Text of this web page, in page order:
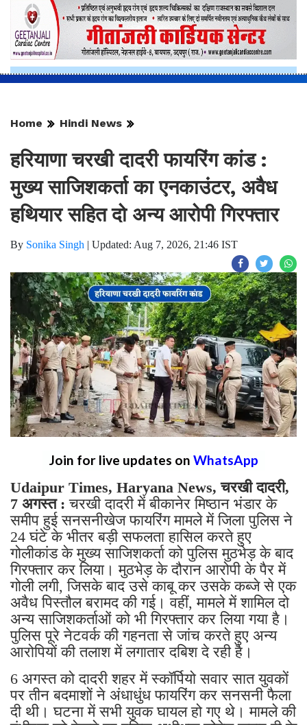
Home Hindi News
हरियाणा चरखी दादरी फायरिंग कांड :
मुख्य साजिशकर्ता का एनकाउंटर, अवैध
हथियार सहित दो अन्य आरोपी गिरफ्तार
By Sonika Singh | Updated: Aug 7, 2026, 21:46 IST
Join for live updates on WhatsApp
Udaipur Times, Haryana News, चरखी दादरी,
7 अगस्त :चरखी दादरी में बीकानेर मिष्ठान भंडार के
समीप हुई सनसनीखेज फायरिंग मामले में जिला पुलिस ने
24 घंटे के भीतर बड़ी सफलता हासिल करते हुए
गोलीकांड के मुख्य साजिशकर्ता को पुलिस मुठभेड़ के बाद
गिरफ्तार कर लिया। मुठभेड़ के दौरान आरोपी के पैर में
गोली लगी, जिसके बाद उसे काबू कर उसके कब्जे से एक
अवैध पिस्तौल बरामद की गई। वहीं, मामले में शामिल दो
अन्य साजिशकर्ताओं को भी गिरफ्तार कर लिया गया है।
पुलिस पूरे नेटवर्क की गहनता से जांच करते हुए अन्य
आरोपियों की तलाश में लगातार दबिश दे रही है।
6 अगस्त को दादरी शहर में स्कॉर्पियो सवार सात युवकों
पर तीन बदमाशों ने अंधाधुंध फायरिंग कर सनसनी फैला
दी थी। घटना में सभी युवक घायल हो गए थे। मामले की